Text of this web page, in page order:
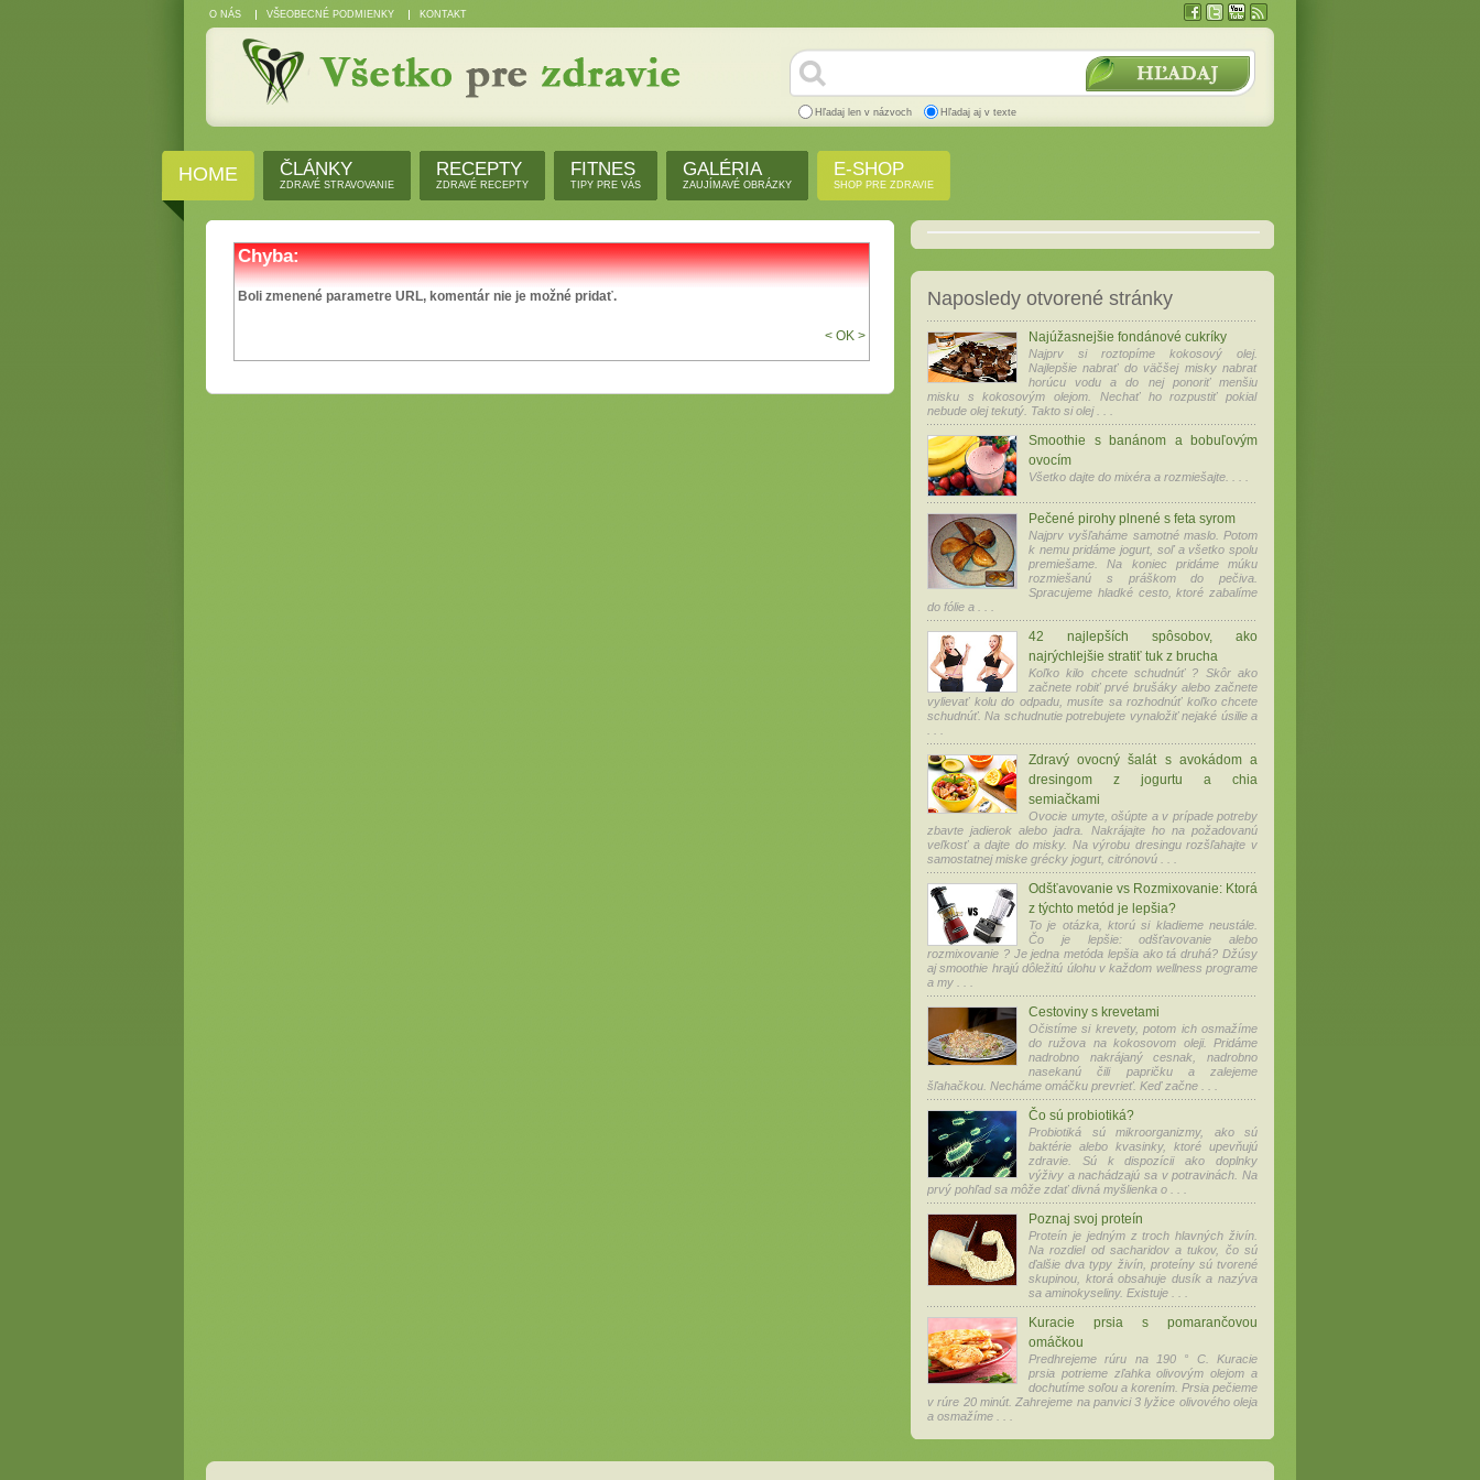
O NÁS VŠEOBECNÉ PODMIENKY KONTAKT
Hľadaj len v názvoch Hľadaj aj v texte
HOME ČLÁNKY
ZDRAVÉ STRAVOVANIE
RECEPTY
ZDRAVÉ RECEPTY
FITNES
TIPY PRE VÁS
GALÉRIA
ZAUJÍMAVÉ OBRÁZKY
E-SHOP
SHOP PRE ZDRAVIE
Chyba:
Boli zmenené parametre URL, komentár nie je možné pridať.
< OK >
Naposledy otvorené stránky
Najúžasnejšie fondánové cukríky
Najprv si roztopíme kokosový olej.
Najlepšie nabrať do väčšej misky nabrať
horúcu vodu a do nej ponoriť menšiu
misku s kokosovým olejom. Nechať ho rozpustiť pokiaľ
nebude olej tekutý. Takto si olej . . .
Smoothie s banánom a bobuľovým
ovocím
Všetko dajte do mixéra a rozmiešajte. . . .
Pečené pirohy plnené s feta syrom
Najprv vyšľaháme samotné maslo. Potom
k nemu pridáme jogurt, soľ a všetko spolu
premiešame. Na koniec pridáme múku
rozmiešanú s práškom do pečiva.
Spracujeme hladké cesto, ktoré zabalíme
do fólie a . . .
42 najlepších spôsobov, ako
najrýchlejšie stratiť tuk z brucha
Koľko kilo chcete schudnúť ? Skôr ako
začnete robiť prvé brušáky alebo začnete
vylievať kolu do odpadu, musíte sa rozhodnúť koľko chcete
schudnúť. Na schudnutie potrebujete vynaložiť nejaké úsilie a
Zdravý ovocný šalát s avokádom a
dresingom z jogurtu a chia
semiačkami
Ovocie umyte, ošúpte a v prípade potreby
zbavte jadierok alebo jadra. Nakrájajte ho na požadovanú
veľkosť a dajte do misky. Na výrobu dresingu rozšľahajte v
samostatnej miske grécky jogurt, citrónovú . . .
Odšťavovanie vs Rozmixovanie: Ktorá
z týchto metód je lepšia?
To je otázka, ktorú si kladieme neustále.
Čo je lepšie: odšťavovanie alebo
rozmixovanie ? Je jedna metóda lepšia ako tá druhá? Džúsy
aj smoothie hrajú dôležitú úlohu v každom wellness programe
a my . . .
Cestoviny s krevetami
Očistíme si krevety, potom ich osmažíme
do ružova na kokosovom oleji. Pridáme
nadrobno nakrájaný cesnak, nadrobno
nasekanú čili papričku a zalejeme
šľahačkou. Necháme omáčku prevrieť. Keď začne . . .
Čo sú probiotiká?
Probiotiká sú mikroorganizmy, ako sú
baktérie alebo kvasinky, ktoré upevňujú
zdravie. Sú k dispozícii ako doplnky
výživy a nachádzajú sa v potravinách. Na
prvý pohľad sa môže zdať divná myšlienka o . . .
Poznaj svoj proteín
Proteín je jedným z troch hlavných živín.
Na rozdiel od sacharidov a tukov, čo sú
ďalšie dva typy živín, proteíny sú tvorené
skupinou, ktorá obsahuje dusík a nazýva
sa aminokyseliny. Existuje . . .
Kuracie prsia s pomarančovou
omáčkou
Predhrejeme rúru na 190 ° C. Kuracie
prsia potrieme zľahka olivovým olejom a
dochutíme soľou a korením. Prsia pečieme
v rúre 20 minút. Zahrejeme na panvici 3 lyžice olivového oleja
a osmažíme . . .